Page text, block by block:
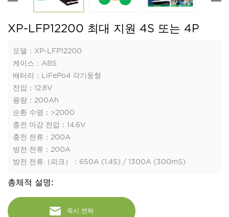
XP-LFP12200 최대 지원 4S 또는 4P
모델：XP-LFP12200
케이스：ABS
배터리：LiFePo4 각기둥형
전압：12.8V
용량：200Ah
순환 수명：>2000
충전 마감 전압：14.6V
충전 전류：200A
방전 전류：200A
방전 전류（피크）：650A (1.4S) / 1300A (300mS)
총체적 설명:
즉시 연락